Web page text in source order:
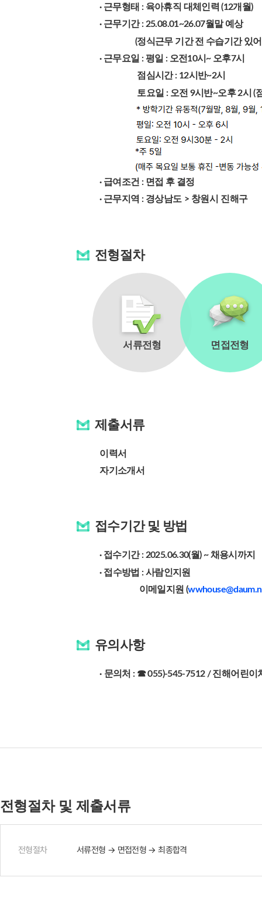
· 근무형태 : 육아휴직 대체인력 (12개월)
· 근무기간 : 25.08.01~26.07월말 예상
(정식근무 기간 전 수습기간 있어
· 근무요일 : 평일 : 오전10시~ 오후7시
점심시간 : 12시반~2시
토요일 : 오전 9시반~오후 2시 (점
· 급여조건 : 면접 후 결정
· 근무지역 : 경상남도 > 창원시 진해구
전형절차
서류전형 면접전형
제출서류
이력서
자기소개서
접수기간 및 방법
· 접수기간 : 2025.06.30(월) ~ 채용시까지
·접수방법 : 사람인지원
이메일지원 (
유의사항
· 문의처 : ☎ 055)-545-7512 / 진해어린이
전형절차 및 제출서류
전형절차 서류전형 → 면접전형 → 최종합격